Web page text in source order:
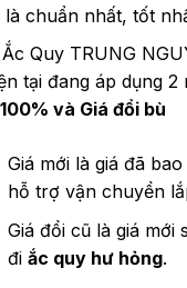
chuẩn nhất, tốt
Quy TRUNG
tại đang áp dụng 2
và Giá đổi bù
Giá mới là giá đã
hỗ trợ vận chuyển
Giá đổi cũ là giá mới
đi ắc quy hư hỏng.